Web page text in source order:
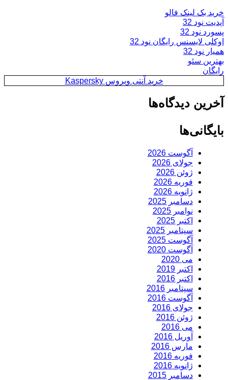
خرید بک لینک فالو
آپدیت نود 32
پسورد نود 32
اوکلی لایسنس رایگان نود 32
همیار نود 32
بهترین سئو
رایگان
خرید آنتی ویروس Kaspersky
آخرین دیدگاه‌ها
بایگانی‌ها
آگوست 2026
جولای 2026
ژوئن 2026
فوریه 2026
ژانویه 2026
دسامبر 2025
نوامبر 2025
اکتبر 2025
سپتامبر 2025
آگوست 2025
آگوست 2020
می 2020
اکتبر 2019
اکتبر 2016
سپتامبر 2016
آگوست 2016
جولای 2016
ژوئن 2016
می 2016
آوریل 2016
مارس 2016
فوریه 2016
ژانویه 2016
دسامبر 2015